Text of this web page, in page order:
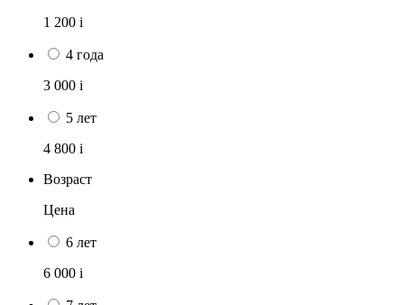
1 200 i
4 года
3 000 i
5 лет
4 800 i
Возраст
Цена
6 лет
6 000 i